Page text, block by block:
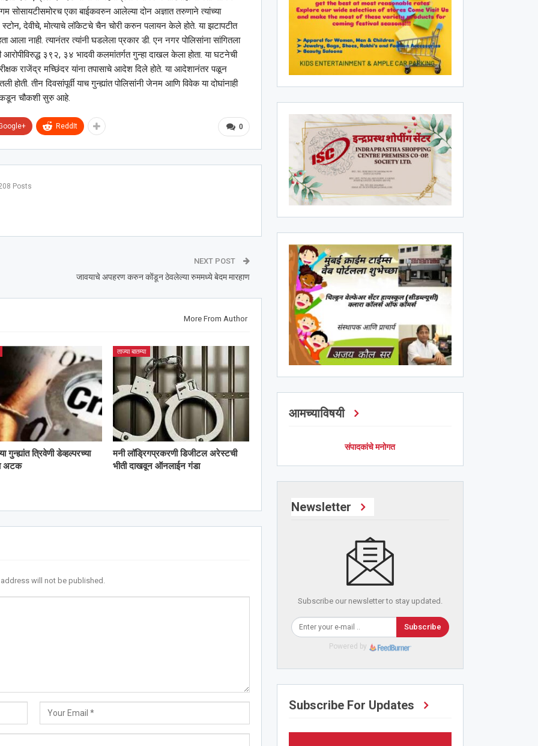
सोसायटीसमोरच एका बाईकवरुन आलेल्या दोन अज्ञात तरुणाने त्यांच्या
देवीचे, मोत्याचे लॉकेटचे चैन चोरी करुन पलायन केले होते. या झटापटीत
नाही. त्यानंतर त्यांनी घडलेला प्रकार डी. एन नगर पोलिसांना सांगितला
आरोपीविरुद्ध ३९२, ३४ भादवी कलमांतर्गत गुन्हा दाखल केला होता. या घटनेची
राजेंद्र मच्छिंदर यांना तपासाचे आदेश दिले होते. या आदेशानंतर पळून
होती. तीन दिवसांपूर्वी याच गुन्ह्यांत पोलिसांनी जेनम आणि विवेक या दोघांनाही
चौकशी सुरु आहे.
0
ReddIt
Posts
NEXT POST
जावयाचे अपहरण करुन कोंडून ठेवलेल्या रुममध्ये बेदम मारहाण
More From Author
गुन्ह्यांत त्रिवेणी डेव्हल्परच्या
अटक
ताज्या बातम्या
मनी लॉड्रिगप्रकरणी डिजीटल अरेस्टची
भीती दाखवून ऑनलाईन गंडा
will not be published.
आमच्याविषयी
संपादकांचे मनोगत
Newsletter
Subscribe our newsletter to stay updated.
Subscribe
Powered by
Subscribe For Updates